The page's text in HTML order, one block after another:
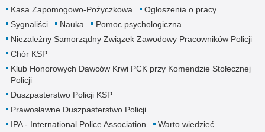
Kasa Zapomogowo-Pożyczkowa
Ogłoszenia o pracy
Sygnaliści
Nauka
Pomoc psychologiczna
Niezależny Samorządny Związek Zawodowy Pracowników Policji
Chór KSP
Klub Honorowych Dawców Krwi PCK przy Komendzie Stołecznej
Policji
Duszpasterstwo Policji KSP
Prawosławne Duszpasterstwo Policji
IPA - International Police Association
Warto wiedzieć